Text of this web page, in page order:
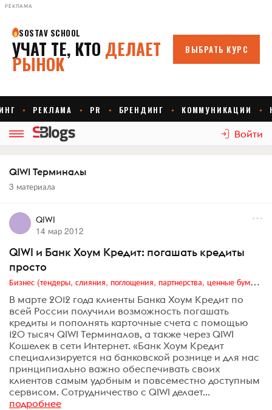
РЕКЛАМА
Войти
QIWI Терминалы
3 материала
QIWI
14 мар 2012
QIWI и Банк Хоум Кредит: погашать кредиты
просто
Бизнес (тендеры, слияния, поглощения, партнерства, ценные бумаги, акционеры, финансы и отчетность)
В марте 2012 года клиенты Банка Хоум Кредит по
всей России получили возможность погашать
кредиты и пополнять карточные счета с помощью
120 тысяч QIWI Терминалов, а также через QIWI
Кошелек в сети Интернет. «Банк Хоум Кредит
специализируется на банковской рознице и для нас
принципиально важно обеспечивать своих
клиентов самым удобным и повсеместно доступным
сервисом. Сотрудничество с QIWI делает...
подробнее